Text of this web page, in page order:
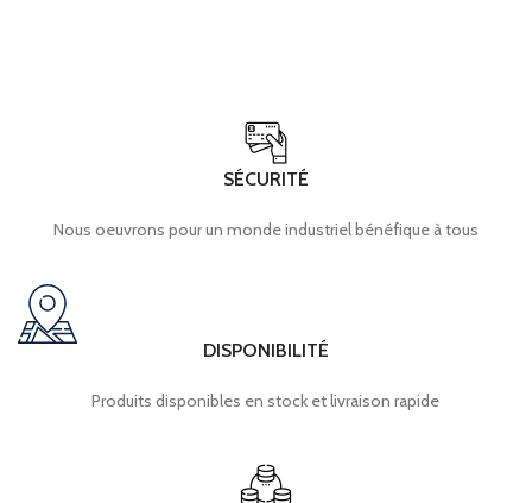
SÉCURITÉ
Nous oeuvrons pour un monde industriel bénéfique à tous
DISPONIBILITÉ
Produits disponibles en stock et livraison rapide